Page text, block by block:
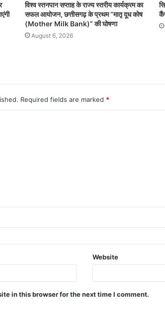
विश्व स्तनपान सप्ताह के राज्य स्तरीय कार्यक्रम का
सफल आयोजन, छत्तीसगढ़ के प्रथम “मातृ दूध कोष
(Mother Milk Bank)” की घोषणा
August 6, 2026
Required fields are marked *
Website
in this browser for the next time I comment.